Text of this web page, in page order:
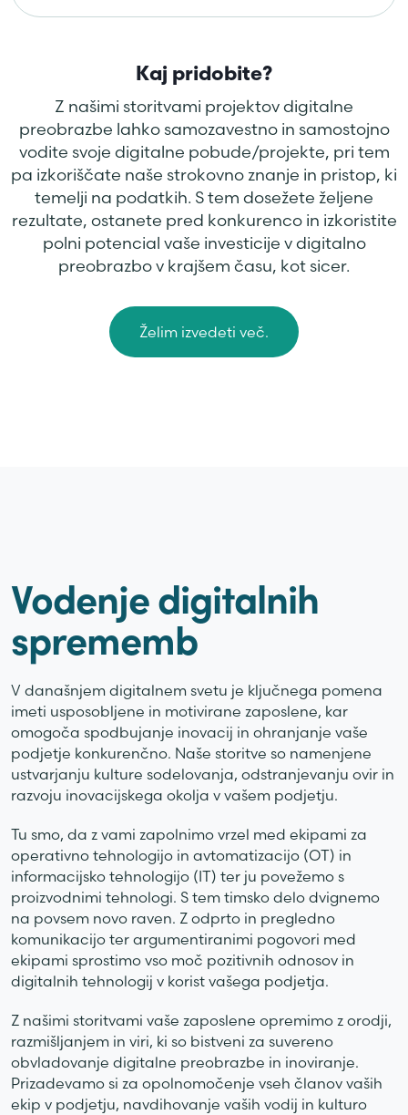
Kaj pridobite?
Z našimi storitvami projektov digitalne
preobrazbe lahko samozavestno in samostojno
vodite svoje digitalne pobude/projekte, pri tem
pa izkoriščate naše strokovno znanje in pristop, ki
temelji na podatkih. S tem dosežete željene
rezultate, ostanete pred konkurenco in izkoristite
polni potencial vaše investicije v digitalno
preobrazbo v krajšem času, kot sicer.
Želim izvedeti več.
Vodenje digitalnih
sprememb
V današnjem digitalnem svetu je ključnega pomena
imeti usposobljene in motivirane zaposlene, kar
omogoča spodbujanje inovacij in ohranjanje vaše
podjetje konkurenčno. Naše storitve so namenjene
ustvarjanju kulture sodelovanja, odstranjevanju ovir in
razvoju inovacijskega okolja v vašem podjetju.
Tu smo, da z vami zapolnimo vrzel med ekipami za
operativno tehnologijo in avtomatizacijo (OT) in
informacijsko tehnologijo (IT) ter ju povežemo s
proizvodnimi tehnologi. S tem timsko delo dvignemo
na povsem novo raven. Z odprto in pregledno
komunikacijo ter argumentiranimi pogovori med
ekipami sprostimo vso moč pozitivnih odnosov in
digitalnih tehnologij v korist vašega podjetja.
Z našimi storitvami vaše zaposlene opremimo z orodji,
razmišljanjem in viri, ki so bistveni za suvereno
obvladovanje digitalne preobrazbe in inoviranje.
Prizadevamo si za opolnomočenje vseh članov vaših
ekip v podjetju, navdihovanje vaših vodij in kulturo